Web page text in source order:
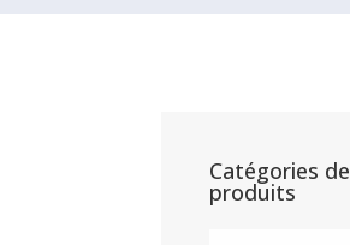
Catégories de
produits